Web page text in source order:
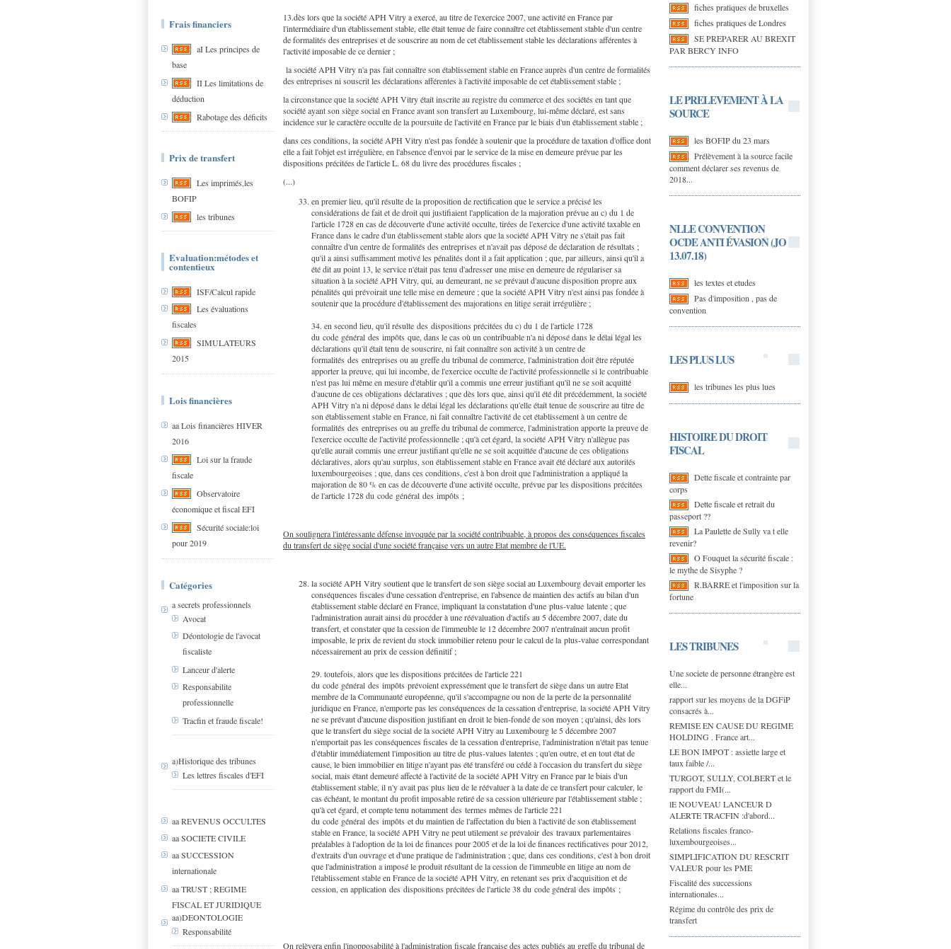
Frais financiers
aI Les principes de
base
II Les limitations de
déduction
Rabotage des déficits
Prix de transfert
Les imprimés,les
BOFIP
les tribunes
Evaluation:métodes et
contentieux
ISF/Calcul rapide
Les évaluations
fiscales
SIMULATEURS
2015
Lois financières
aa Lois financières HIVER
2016
Loi sur la fraude
fiscale
Observatoire
économique et fiscal EFI
Sécurité sociale:loi
pour 2019
Catégories
a secrets professionnels
Avocat
Déontologie de l'avocat
fiscaliste
Lanceur d'alerte
Responsabilite
professionnelle
Tracfin et fraude fiscale!
a)Historique des tribunes
Les lettres fiscales d'EFI
aa REVENUS OCCULTES
aa SOCIETE CIVILE
aa SUCCESSION
internationale
aa TRUST ; REGIME
FISCAL ET JURIDIQUE
aa)DEONTOLOGIE
Responsabilité
fiches pratiques de bruxelles
fiches pratiques de Londres
SE PREPARER AU BREXIT
PAR BERCY INFO
LE PRELEVEMENT À LA
SOURCE
les BOFIP du 23 mars
Prélèvement à la source facile
comment déclarer ses revenus de
2018...
NLLE CONVENTION
OCDE ANTI ÉVASION (JO
13.07.18)
les textes et etudes
Pas d'imposition , pas de
convention
LES PLUS LUS
les tribunes les plus lues
HISTOIRE DU DROIT
FISCAL
Dette fiscale et contrainte par
corps
Dette fiscale et retrait du
passeport ??
La Paulette de Sully va t elle
revenir?
O Fouquet la sécurité fiscale :
le mythe de Sisyphe ?
R.BARRE et l'imposition sur la
fortune
LES TRIBUNES
Une societe de personne étrangère est
elle...
rapport sur les moyens de la DGFiP
consacrés à...
REMISE EN CAUSE DU REGIME
HOLDING . France art...
LE BON IMPOT : assiette large et
taux faible /...
TURGOT, SULLY, COLBERT et le
rapport du FMI(...
lE NOUVEAU LANCEUR D
ALERTE TRACFIN :d'abord...
Relations fiscales franco-
luxembourgeoises...
SIMPLIFICATION DU RESCRIT
VALEUR pour les PME
Fiscalité des successions
internationales...
Régime du contrôle des prix de
transfert
13.dès lors que la société APH Vitry a exercé, au titre de l'exercice 2007, une activité en France par
l'intermédiaire d'un établissement stable, elle était tenue de faire connaître cet établissement stable d'un centre
de formalités des entreprises et de souscrire au nom de cet établissement stable les déclarations afférentes à
l'activité imposable de ce dernier ;
la société APH Vitry n'a pas fait connaître son établissement stable en France auprès d'un centre de formalités
des entreprises ni souscrit les déclarations afférentes à l'activité imposable de cet établissement stable ;
la circonstance que la société APH Vitry était inscrite au registre du commerce et des sociétés en tant que
société ayant son siège social en France avant son transfert au Luxembourg, lui-même déclaré, est sans
incidence sur le caractère occulte de la poursuite de l'activité en France par le biais d'un établissement stable ;
dans ces conditions, la société APH Vitry n'est pas fondée à soutenir que la procédure de taxation d'office dont
elle a fait l'objet est irrégulière, en l'absence d'envoi par le service de la mise en demeure prévue par les
dispositions précitées de l'article L. 68 du livre des procédures fiscales ;
(...)
en premier lieu, qu'il résulte de la proposition de rectification que le service a précisé les
considérations de fait et de droit qui justifiaient l'application de la majoration prévue au c) du 1 de
l'article 1728 en cas de découverte d'une activité occulte, tirées de l'exercice d'une activité taxable en
France dans le cadre d'un établissement stable alors que la société APH Vitry ne s'était pas fait
connaître d'un centre de formalités des entreprises et n'avait pas déposé de déclaration de résultats ;
qu'il a ainsi suffisamment motivé les pénalités dont il a fait application ; que, par ailleurs, ainsi qu'il a
été dit au point 13, le service n'était pas tenu d'adresser une mise en demeure de régulariser sa
situation à la société APH Vitry, qui, au demeurant, ne se prévaut d'aucune disposition propre aux
pénalités qui prévoirait une telle mise en demeure ; que la société APH Vitry n'est ainsi pas fondée à
soutenir que la procédure d'établissement des majorations en litige serait irrégulière ;
34. en second lieu, qu'il résulte des dispositions précitées du c) du 1 de l'article 1728
du code général des impôts que, dans le cas où un contribuable n'a ni déposé dans le délai légal les
déclarations qu'il était tenu de souscrire, ni fait connaître son activité à un centre de
formalités des entreprises ou au greffe du tribunal de commerce, l'administration doit être réputée
apporter la preuve, qui lui incombe, de l'exercice occulte de l'activité professionnelle si le contribuable
n'est pas lui même en mesure d'établir qu'il a commis une erreur justifiant qu'il ne se soit acquitté
d'aucune de ces obligations déclaratives ; que dès lors que, ainsi qu'il été dit précédemment, la société
APH Vitry n'a ni déposé dans le délai légal les déclarations qu'elle était tenue de souscrire au titre de
son établissement stable en France, ni fait connaître l'activité de cet établissement à un centre de
formalités des entreprises ou au greffe du tribunal de commerce, l'administration apporte la preuve de
l'exercice occulte de l'activité professionnelle ; qu'à cet égard, la société APH Vitry n'allègue pas
qu'elle aurait commis une erreur justifiant qu'elle ne se soit acquittée d'aucune de ces obligations
déclaratives, alors qu'au surplus, son établissement stable en France avait été déclaré aux autorités
luxembourgeoises ; que, dans ces conditions, c'est à bon droit que l'administration a appliqué la
majoration de 80 % en cas de découverte d'une activité occulte, prévue par les dispositions précitées
de l'article 1728 du code général des impôts ;
On soulignera l'intéressante défense invoquée par la société contribuable, à propos des conséquences fiscales
du transfert de siège social d'une société française vers un autre Etat membre de l'UE.
la société APH Vitry soutient que le transfert de son siège social au Luxembourg devait emporter les
conséquences fiscales d'une cessation d'entreprise, en l'absence de maintien des actifs au bilan d'un
établissement stable déclaré en France, impliquant la constatation d'une plus-value latente ; que
l'administration aurait ainsi dû procéder à une réévaluation d'actifs au 5 décembre 2007, date du
transfert, et constater que la cession de l'immeuble le 12 décembre 2007 n'entraînait aucun profit
imposable, le prix de revient du stock immobilier retenu pour le calcul de la plus-value correspondant
nécessairement au prix de cession définitif ;
29. toutefois, alors que les dispositions précitées de l'article 221
du code général des impôts prévoient expressément que le transfert de siège dans un autre Etat
membre de la Communauté européenne, qu'il s'accompagne ou non de la perte de la personnalité
juridique en France, n'emporte pas les conséquences de la cessation d'entreprise, la société APH Vitry
ne se prévaut d'aucune disposition justifiant en droit le bien-fondé de son moyen ; qu'ainsi, dès lors
que le transfert du siège social de la société APH Vitry au Luxembourg le 5 décembre 2007
n'emportait pas les conséquences fiscales de la cessation d'entreprise, l'administration n'était pas tenue
d'établir immédiatement l'imposition au titre de plus-values latentes ; qu'en outre, et en tout état de
cause, le bien immobilier en litige n'ayant pas été transféré ou cédé à l'occasion du transfert du siège
social, mais étant demeuré affecté à l'activité de la société APH Vitry en France par le biais d'un
établissement stable, il n'y avait pas plus lieu de le réévaluer à la date de ce transfert pour calculer, le
cas échéant, le montant du profit imposable retiré de sa cession ultérieure par l'établissement stable ;
qu'à cet égard, et compte tenu notamment des termes mêmes de l'article 221
du code général des impôts et du maintien de l'affectation du bien à l'activité de son établissement
stable en France, la société APH Vitry ne peut utilement se prévaloir des travaux parlementaires
préalables à l'adoption de la loi de finances pour 2005 et de la loi de finances rectificatives pour 2012,
d'extraits d'un ouvrage et d'une pratique de l'administration ; que, dans ces conditions, c'est à bon droit
que l'administration a imposé le produit résultant de la cession de l'immeuble en litige au nom de
l'établissement stable en France de la société APH Vitry, en retenant ses prix d'acquisition et de
cession, en application des dispositions précitées de l'article 38 du code général des impôts ;
On relèvera enfin l'inopposabilité à l'administration fiscale française des actes publiés au greffe du tribunal de